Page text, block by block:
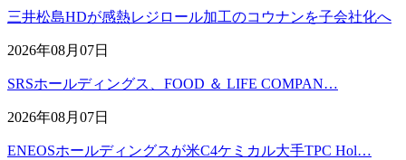
三井松島HDが感熱レジロール加工のコウナンを子会社化へ
2026年08月07日
SRSホールディングス、FOOD ＆ LIFE COMPAN…
2026年08月07日
ENEOSホールディングスが米C4ケミカル大手TPC Hol…